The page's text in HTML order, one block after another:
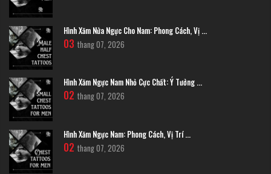
Hình xăm rồng quấn quanh cẳng tay
Rồng Vàng Cổ Điển
Rồng vàng toàn thân theo phong cách Trung Hoa, tượng trưng cho quyền
lực hoàng gia. Vảy được chế tác tỉ mỉ, kết hợp với mây và lửa.
Hình Xăm Nửa Ngực Cho Nam: Phong Cách, Vị ...
03 thang 07, 2026
Hình Xăm Ngực Nam Nhỏ Cực Chất: Ý Tưởng ...
02 thang 07, 2026
Hình Xăm Ngực Nam: Phong Cách, Vị Trí ...
02 thang 07, 2026